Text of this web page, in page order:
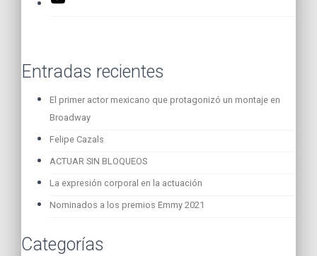
Entradas recientes
El primer actor mexicano que protagonizó un montaje en
Broadway
Felipe Cazals
ACTUAR SIN BLOQUEOS
La expresión corporal en la actuación
Nominados a los premios Emmy 2021
Categorías